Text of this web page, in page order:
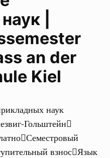
|
an der
Kiel
Гольштейн
Семестровый
взнос Язык